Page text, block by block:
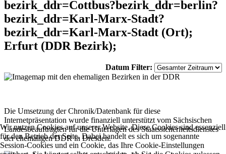
bezirk_ddr=Cottbus?bezirk_ddr=berlin?
bezirk_ddr=Karl-Marx-Stadt?
bezirk_ddr=Karl-Marx-Stadt (Ort);
Erfurt (DDR Bezirk);
Datum Filter:
Die Umsetzung der Chronik/Datenbank für diese
Internetpräsentation wurde finanziell unterstützt vom Sächsischen
Landesbeauftragten für die Unterlagen des Staatssicherheitsdienstes
der ehemaligen DDR in Dresden.
Wir nutzen Cookies auf unserer Website. Diese Cookies sind essenziell
für den Betrieb der Seite. Dabei handelt es sich um sogenannte
Session-Cookies und ein Cookie, das Ihre Cookie-Einstellungen